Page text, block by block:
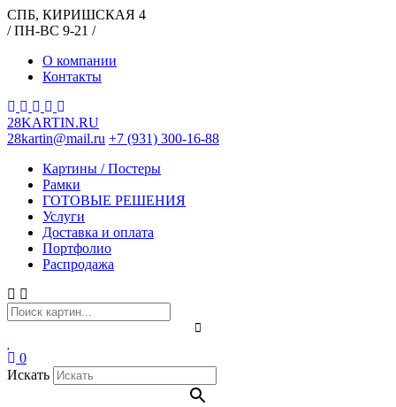
СПБ, КИРИШСКАЯ 4
/ ПН-ВС 9-21 /
О компании
Контакты
28KARTIN.RU
28kartin@mail.ru +7 (931) 300-16-88
Картины / Постеры
Рамки
ГОТОВЫЕ РЕШЕНИЯ
Услуги
Доставка и оплата
Портфолио
Распродажа
0
Искать